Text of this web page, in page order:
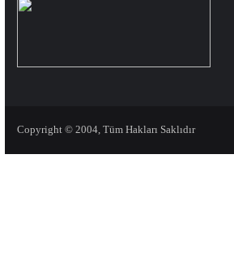
Copyright © 2004, Tüm Hakları Saklıdır